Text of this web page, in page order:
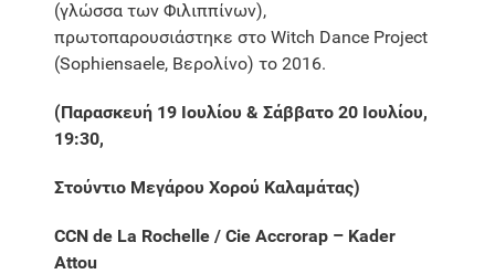
(γλώσσα των Φιλιππίνων),
πρωτοπαρουσιάστηκε στο Witch Dance Project
(Sophiensaele, Βερολίνο) το 2016.
(Παρασκευή 19 Ιουλίου & Σάββατο 20 Ιουλίου,
19:30,
Στούντιο Μεγάρου Χορού Καλαμάτας)
CCN de La Rochelle / Cie Accrorap – Kader
Attou